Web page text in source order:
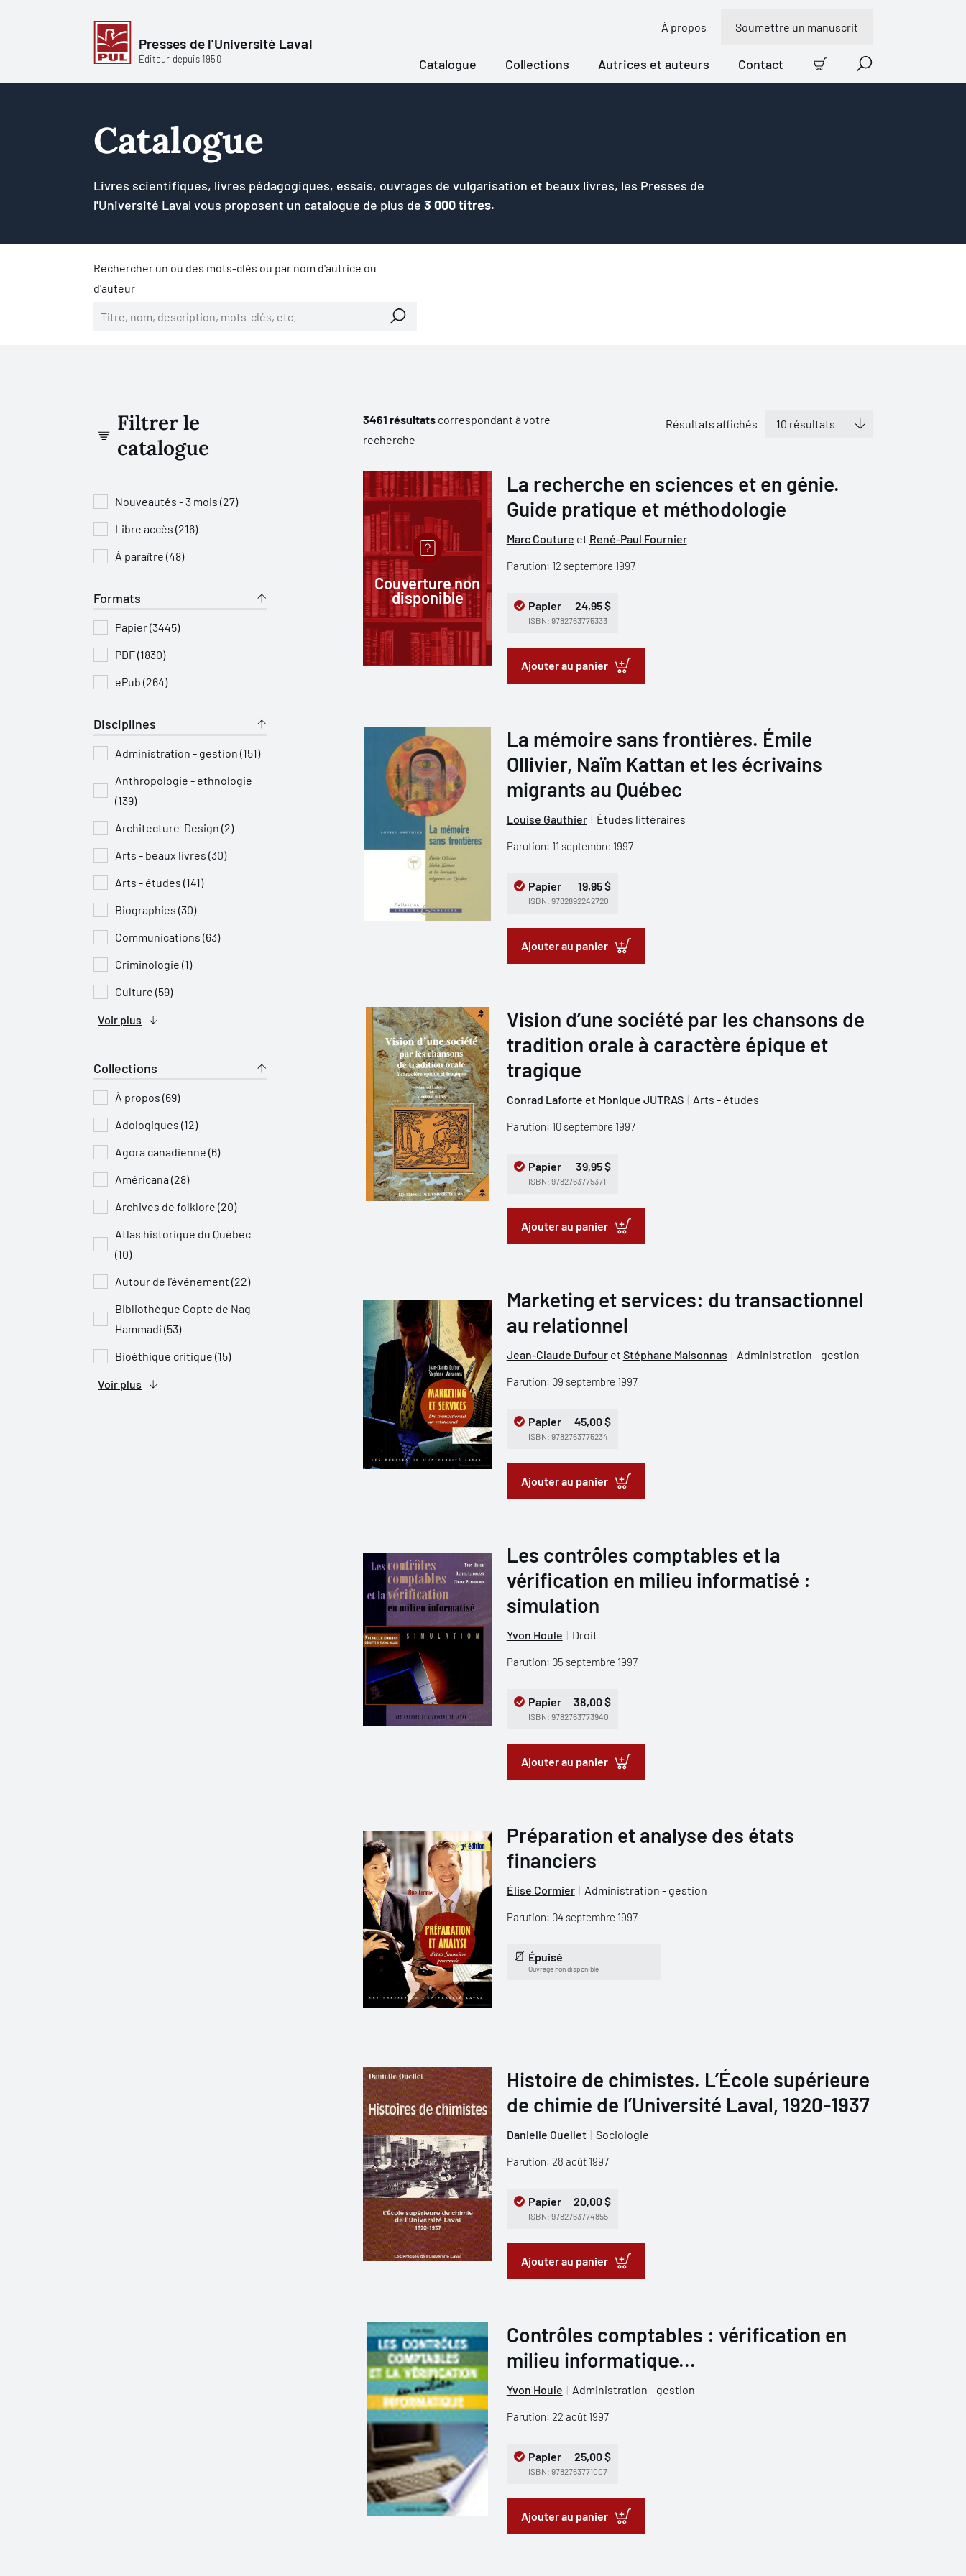
Presses de l'Université Laval
Éditeur depuis 1950
À propos Soumettre un manuscrit
Catalogue Collections Autrices et auteurs Contact
Panier Recherche
Catalogue
Livres scientifiques, livres pédagogiques, essais, ouvrages de vulgarisation et beaux livres, les Presses de
l'Université Laval vous proposent un catalogue de plus de 3 000 titres.
Rechercher un ou des mots-clés ou par nom d'autrice ou
d'auteur
Filtrer le
catalogue
Nouveautés - 3 mois (27)
Libre accès (216)
À paraître (48)
Formats
Papier (3445)
PDF (1830)
ePub (264)
Disciplines
Administration - gestion (151)
Anthropologie - ethnologie
(139)
Architecture-Design (2)
Arts - beaux livres (30)
Arts - études (141)
Biographies (30)
Communications (63)
Criminologie (1)
Culture (59)
Voir plus
Collections
À propos (69)
Adologiques (12)
Agora canadienne (6)
Américana (28)
Archives de folklore (20)
Atlas historique du Québec
(10)
Autour de l'événement (22)
Bibliothèque Copte de Nag
Hammadi (53)
Bioéthique critique (15)
Voir plus
3461 résultatscorrespondant à votre
recherche
Résultats affichés
Couverture non
disponible
La recherche en sciences et en génie.
Guide pratique et méthodologie
Marc Couture et René-Paul Fournier
Parution: 12 septembre 1997
Papier 24,95 $
ISBN: 9782763775333
Ajouter au panier
La mémoire sans frontières. Émile
Ollivier, Naïm Kattan et les écrivains
migrants au Québec
Louise Gauthier Études littéraires
Parution: 11 septembre 1997
Papier 19,95 $
ISBN: 9782892242720
Ajouter au panier
Vision d’une société par les chansons de
tradition orale à caractère épique et
tragique
Conrad Laforte et Monique JUTRAS Arts - études
Parution: 10 septembre 1997
Papier 39,95 $
ISBN: 9782763775371
Ajouter au panier
Marketing et services: du transactionnel
au relationnel
Jean-Claude Dufouret Stéphane Maisonnas Administration - gestion
Parution: 09 septembre 1997
Papier 45,00 $
ISBN: 9782763775234
Ajouter au panier
Les contrôles comptables et la
vérification en milieu informatisé :
simulation
Yvon Houle Droit
Parution: 05 septembre 1997
Papier 38,00 $
ISBN: 9782763773940
Ajouter au panier
Préparation et analyse des états
financiers
Élise Cormier Administration - gestion
Parution: 04 septembre 1997
Épuisé
Ouvrage non disponible
Histoire de chimistes. L’École supérieure
de chimie de l’Université Laval, 1920-1937
Danielle Ouellet Sociologie
Parution: 28 août 1997
Papier 20,00 $
ISBN: 9782763774855
Ajouter au panier
Contrôles comptables : vérification en
milieu informatique...
Yvon Houle Administration - gestion
Parution: 22 août 1997
Papier 25,00 $
ISBN: 9782763771007
Ajouter au panier